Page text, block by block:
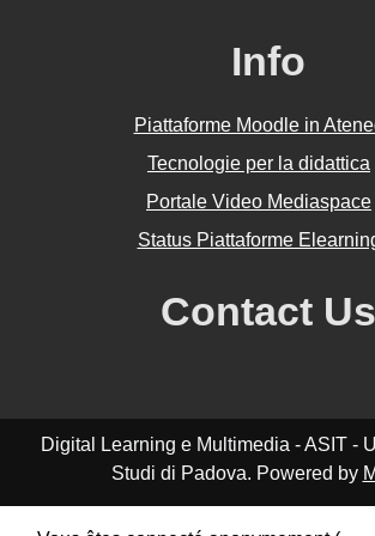
Info
Piattaforme Moodle in
Tecnologie per la didattica
Portale Video Mediaspace
Status Piattaforme
Contact Us
Digital Learning e Multimedia - ASIT -
Studi di Padova. Powered by